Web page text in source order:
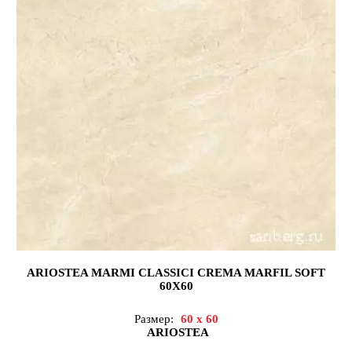
ARIOSTEA MARMI CLASSICI CREMA MARFIL SOFT
60X60
Размер:
60 x 60
ARIOSTEA